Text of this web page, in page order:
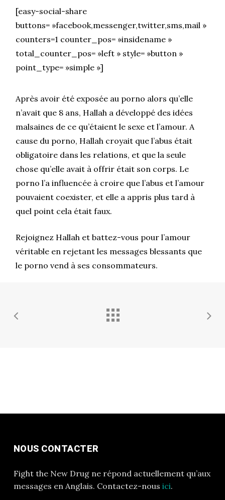
[easy-social-share
buttons= »facebook,messenger,twitter,sms,mail »
counters=1 counter_pos= »insidename »
total_counter_pos= »left » style= »button »
point_type= »simple »]
Après avoir été exposée au porno alors qu’elle
n’avait que 8 ans, Hallah a développé des idées
malsaines de ce qu’étaient le sexe et l’amour. A
cause du porno, Hallah croyait que l’abus était
obligatoire dans les relations, et que la seule
chose qu’elle avait à offrir était son corps. Le
porno l’a influencée à croire que l’abus et l’amour
pouvaient coexister, et elle a appris plus tard à
quel point cela était faux.
Rejoignez Hallah et battez-vous pour l’amour
véritable en rejetant les messages blessants que
le porno vend à ses consommateurs.
NOUS CONTACTER
Fight the New Drug ne répond actuellement qu’aux
messages en Anglais. Contactez-nous ici.